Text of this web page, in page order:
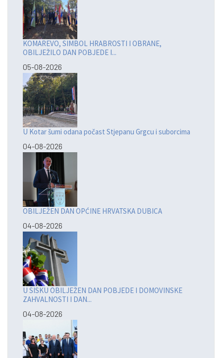
KOMAREVO, SIMBOL HRABROSTI I OBRANE,
OBILJEŽILO DAN POBJEDE I...
05-08-2026
U Kotar šumi odana počast Stjepanu Grgcu i suborcima
04-08-2026
OBILJEŽEN DAN OPĆINE HRVATSKA DUBICA
04-08-2026
U SISKU OBILJEŽEN DAN POBJEDE I DOMOVINSKE
ZAHVALNOSTI I DAN...
04-08-2026